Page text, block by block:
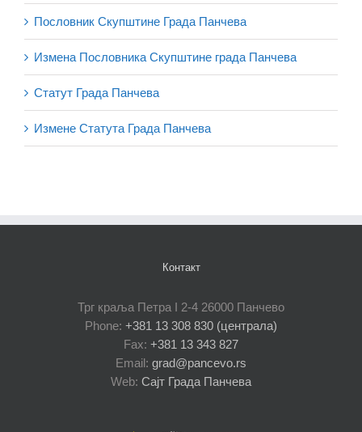
Пословник Скупштине Града Панчева
Измена Пословника Скупштине града Панчева
Статут Града Панчева
Измене Статута Града Панчева
Контакт
Трг краља Петра I 2-4 26000 Панчево
Phone: +381 13 308 830 (централа)
Fax: +381 13 343 827
Email: grad@pancevo.rs
Web: Сајт Града Панчева